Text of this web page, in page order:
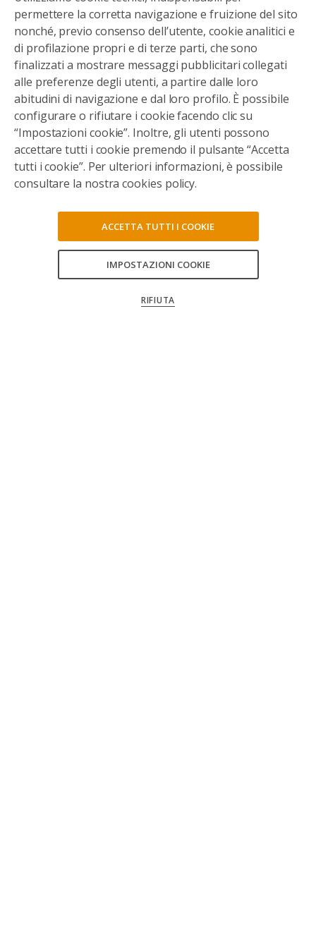
permettere la corretta navigazione e fruizione del sito
nonché, previo consenso dell’utente, cookie analitici e
di profilazione propri e di terze parti, che sono
finalizzati a mostrare messaggi pubblicitari collegati
alle preferenze degli utenti, a partire dalle loro
abitudini di navigazione e dal loro profilo. È possibile
configurare o rifiutare i cookie facendo clic su
“Impostazioni cookie”. Inoltre, gli utenti possono
accettare tutti i cookie premendo il pulsante “Accetta
tutti i cookie”. Per ulteriori informazioni, è possibile
consultare la nostra cookies policy.
IMPOSTAZIONI COOKIE
RIFIUTA
ACCETTA TUTTI I COOKIE
CONFERMA LE MIE SCELTE
CONSENTI TUTTI